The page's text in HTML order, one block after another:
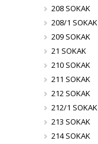
208 SOKAK
208/1 SOKAK
209 SOKAK
21 SOKAK
210 SOKAK
211 SOKAK
212 SOKAK
212/1 SOKAK
213 SOKAK
214 SOKAK